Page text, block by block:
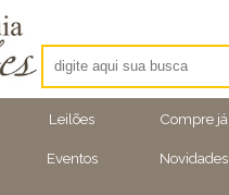
Leilões Compre já
Eventos Novidades